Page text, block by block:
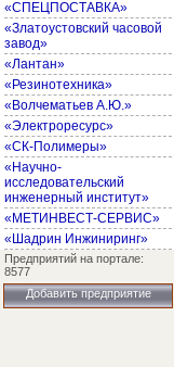
«СПЕЦПОСТАВКА»
«Златоустовский часовой
завод»
«Лантан»
«Резинотехника»
«Волчематьев А.Ю.»
«Электроресурс»
«СК-Полимеры»
«Научно-
исследовательский
инженерный институт»
«МЕТИНВЕСТ-СЕРВИС»
«Шадрин Инжиниринг»
Предприятий на портале:
8577
Добавить предприятие